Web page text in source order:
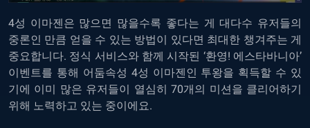
4성 이마젠은 많으면 많을수록 좋다는 게 대다수 유저들의
중론인 만큼 얻을 수 있는 방법이 있다면 최대한 챙겨주는 게
중요합니다. 정식 서비스와 함께 시작된 ‘환영! 에스타바니아’
이벤트를 통해 어둠속성 4성 이마젠인 투왕을 획득할 수 있
기에 이미 많은 유저들이 열심히 70개의 미션을 클리어하기
위해 노력하고 있는 중이에요.